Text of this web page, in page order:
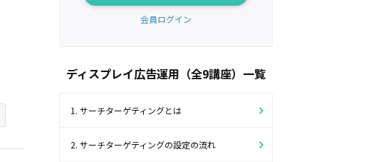
会員ログイン
ディスプレイ広告運用（全9講座）一覧
1. サーチターゲティングとは
2. サーチターゲティングの設定の流れ